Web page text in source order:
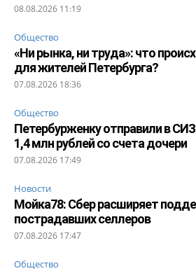
08.08.2026 11:19
Общество
«Ни рынка, ни труда»: что
для жителей Петербурга?
07.08.2026 18:36
Общество
Петербурженку отправили в
1,4 млн рублей со счета дочери
07.08.2026 17:49
Новости
Мойка78: Сбер расширяет
пострадавших селлеров
07.08.2026 17:47
Общество